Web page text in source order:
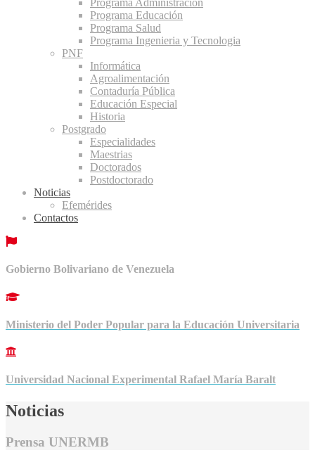
Programa Administración
Programa Educación
Programa Salud
Programa Ingenieria y Tecnologia
PNF
Informática
Agroalimentación
Contaduría Pública
Educación Especial
Historia
Postgrado
Especialidades
Maestrias
Doctorados
Postdoctorado
Noticias
Efemérides
Contactos
Gobierno Bolivariano de Venezuela
Ministerio del Poder Popular para la Educación Universitaria
Universidad Nacional Experimental Rafael María Baralt
Noticias
Prensa UNERMB